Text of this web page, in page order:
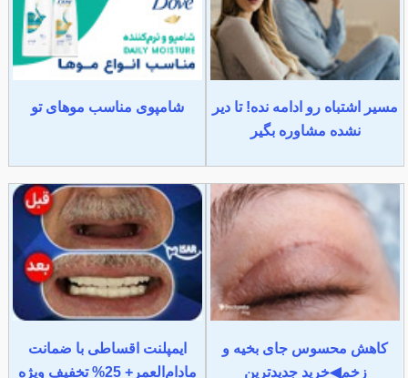
مسیر اشتباه رو ادامه نده! تا دیر
نشده مشاوره بگیر
شامپوی مناسب موهای تو
کاهش محسوس جای بخیه و
زخم◀خرید جدیدترین
ایمپلنت اقساطی با ضمانت
مادام‌العمر+ 25% تخفیف ویژه